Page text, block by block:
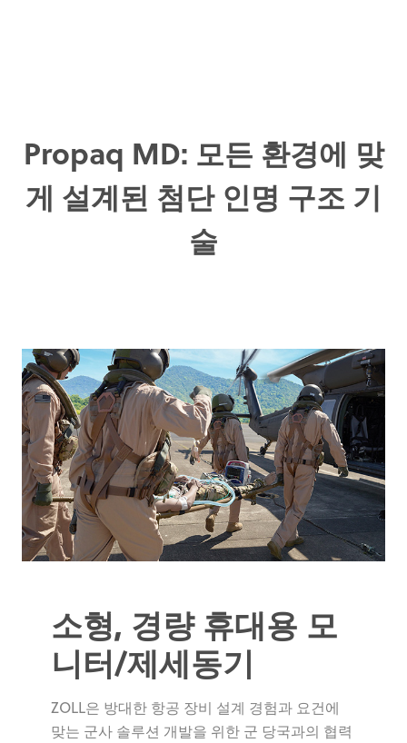
Propaq MD: 모든 환경에 맞
게 설계된 첨단 인명 구조 기
술
소형, 경량 휴대용 모
니터/제세동기
ZOLL은 방대한 항공 장비 설계 경험과 요건에
맞는 군사 솔루션 개발을 위한 군 당국과의 협력